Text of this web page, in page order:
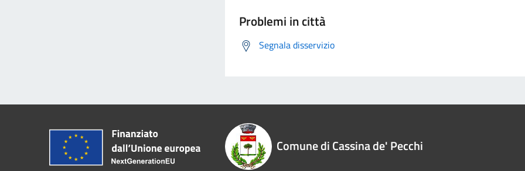
Problemi in città
Segnala disservizio
Comune di Cassina de' Pecchi